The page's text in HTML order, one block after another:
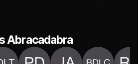
Abracadabra